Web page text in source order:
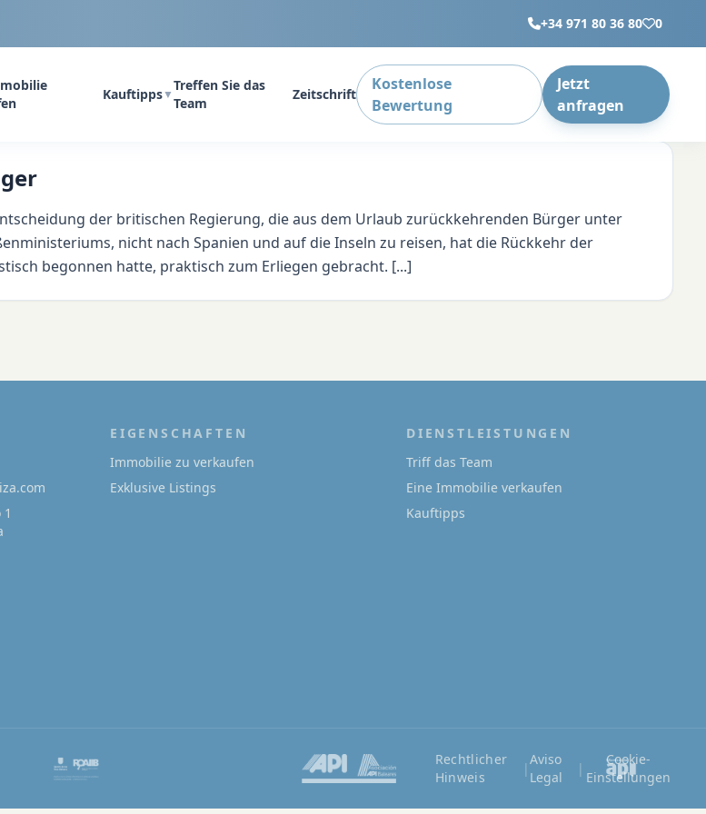
+34 971 80 36 80 0
Kauftipps▼
Treffen Sie das
Team
Zeitschrift
Kostenlose
Bewertung
Jetzt
anfragen
der britischen Regierung, die aus dem Urlaub zurückkehrenden Bürger unter
nicht nach Spanien und auf die Inseln zu reisen, hat die Rückkehr der
begonnen hatte, praktisch zum Erliegen gebracht. [...]
EIGENSCHAFTEN
Immobilie zu verkaufen
Exklusive Listings
DIENSTLEISTUNGEN
Triff das Team
Eine Immobilie verkaufen
Kauftipps
Rechtlicher
Hinweis
|
Aviso
Legal
|
Cookie-
Einstellungen